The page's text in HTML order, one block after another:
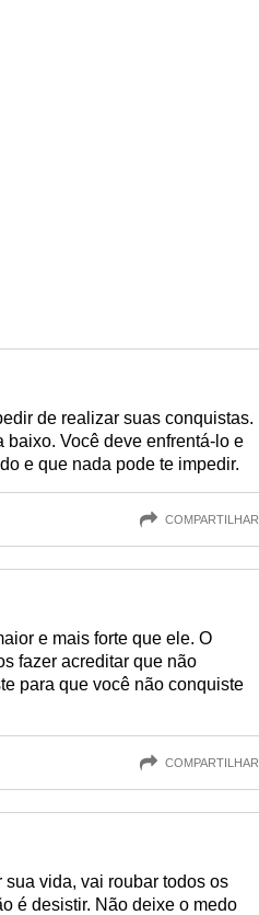
de realizar suas conquistas.
baixo. Você deve enfrentá-lo e
e que nada pode te impedir.
COMPARTILHAR
e mais forte que ele. O
fazer acreditar que não
para que você não conquiste
COMPARTILHAR
vida, vai roubar todos os
é desistir. Não deixe o medo